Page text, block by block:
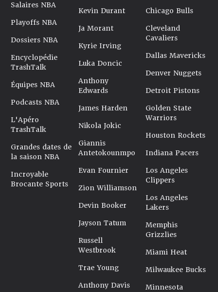
Salaires NBA
Playoffs NBA
Dossiers NBA
Encyclopédie
TrashTalk
Équipes NBA
Podcasts NBA
L'Apéro
TrashTalk
Grandes dates de
la saison NBA
Incroyable
Brocante Sports
Kevin Durant
Ja Morant
Kyrie Irving
Luka Doncic
Anthony
Edwards
James Harden
Nikola Jokic
Giannis
Antetokounmpo
Evan Fournier
Zion Williamson
Devin Booker
Jayson Tatum
Russell
Westbrook
Trae Young
Anthony Davis
Chicago Bulls
Cleveland
Cavaliers
Dallas Mavericks
Denver Nuggets
Detroit Pistons
Golden State
Warriors
Houston Rockets
Indiana Pacers
Los Angeles
Clippers
Los Angeles
Lakers
Memphis
Grizzlies
Miami Heat
Milwaukee Bucks
Minnesota